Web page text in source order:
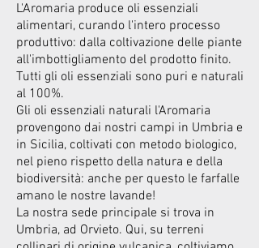
L'Aromaria produce oli essenziali
alimentari, curando l'intero processo
produttivo: dalla coltivazione delle piante
all'imbottigliamento del prodotto finito.
Tutti gli oli essenziali sono puri e naturali
al 100%.
Gli oli essenziali naturali l'Aromaria
provengono dai nostri campi in Umbria e
in Sicilia, coltivati con metodo biologico,
nel pieno rispetto della natura e della
biodiversità: anche per questo le farfalle
amano le nostre lavande!
La nostra sede principale si trova in
Umbria, ad Orvieto. Qui, su terreni